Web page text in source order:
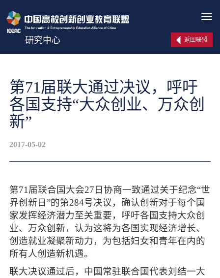
研究中心
返回联盟
第71届联大通过决议，呼吁
各国支持“大众创业、万众创
新”
2017-05-02
第71届联合国大会27日协商一致通过关于纪念“世
界创新日”的第284号决议，确认创新对于每个国
家发挥经济潜力至关重要，呼吁各国支持大众创
业、万众创新，认为这将为各国实现经济增长、
创造就业凝聚新动力，为包括妇女和青年在内的
所有人创造新机遇。
联大决议通过后，中国常驻联合国代表刘结一大